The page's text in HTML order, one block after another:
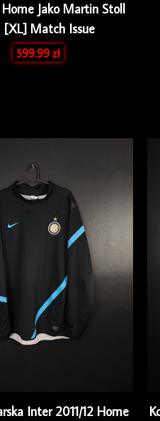
Jako Martin Stoll
[XL] Match Issue
599.99zł
Inter 2011/12 Home